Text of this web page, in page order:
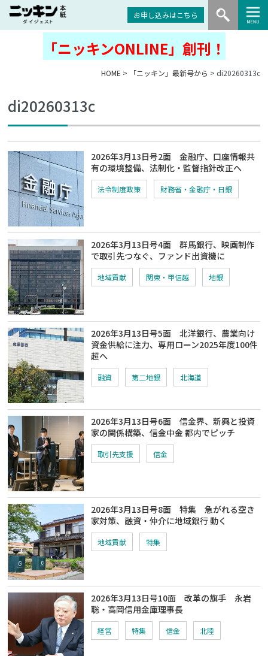
お申し込みはこちら
「ニッキンONLINE」創刊！
HOME > 「ニッキン」最新号から > di20260313c
di20260313c
2026年3月13日号2面 金融庁、口座情報共
有の環境整備、法制化・監督指針改正へ
法令制度政策 財務省・金融庁・日銀
2026年3月13日号4面 群馬銀行、映画制作
で取引先つなぐ、ファンド出資機に
地域貢献 関東・甲信越 地銀
2026年3月13日号5面 北洋銀行、農業向け
資金供給に注力、専用ローン2025年度100件
超へ
融資 第二地銀 北海道
2026年3月13日号6面 信金界、新興と投資
家の関係構築、信金中金 都内でピッチ
取引先支援 信金
2026年3月13日号8面 特集 急がれる空き
家対策、融資・仲介に地域銀行 動く
地域貢献 特集
2026年3月13日号10面 改革の旗手 永岩
聡・高岡信用金庫理事長
経営 特集 信金 北陸